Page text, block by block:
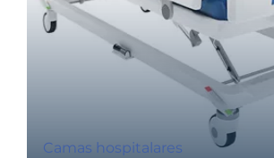
Camas hospitalares